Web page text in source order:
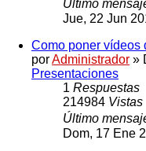
Último
Jue, 22 Jun
Como poner vídeos
porAdministrador »
Presentaciones
1 Respuestas
214984 Vistas
Último
Dom, 17 Ene